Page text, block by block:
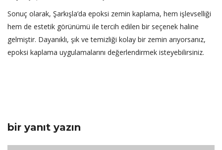
Sonuç olarak, Şarkışla’da epoksi zemin kaplama, hem işlevselliği
hem de estetik görünümü ile tercih edilen bir seçenek haline
gelmiştir. Dayanıklı, şık ve temizliği kolay bir zemin arıyorsanız,
epoksi kaplama uygulamalarını değerlendirmek isteyebilirsiniz.
bir yanıt yazın